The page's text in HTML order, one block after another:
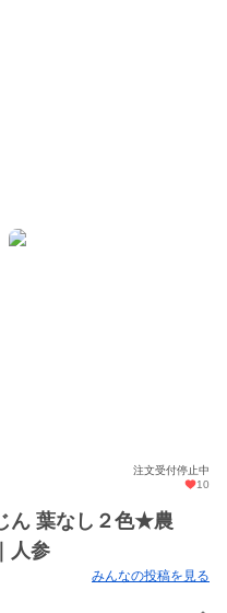
注文受付停止中
10
ん 葉なし２色★農
人参
みんなの投稿を見る